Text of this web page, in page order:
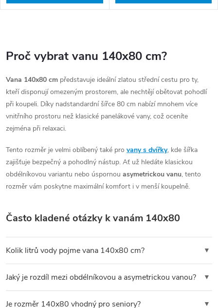
v
á
d
a
c
p
r
v
y
ý
p
i
s
Proč vybrat vanu 140x80 cm?
Vana 140x80 cm představuje ideální zlatou střední cestu pro ty,
kteří disponují omezeným prostorem, ale nechtějí obětovat pohodlí
při koupeli. Díky nadstandardní šířce 80 cm nabízí mnohem více
vnitřního prostoru než klasické panelákové vany, což oceníte
zejména při relaxaci.
Tento rozměr je velmi oblíbený také pro vany s dvířky, kde šířka
zajišťuje bezpečný a pohodlný nástup. Ať už hledáte klasickou
obdélníkovou variantu nebo úspornou asymetrickou vanu, tento
rozměr vám poskytne maximální komfort i v menší koupelně.
Často kladené otázky k vanám 140x80
Kolik litrů vody pojme vana 140x80 cm? ▼
120 až 160 litry. Konkrétní objem závisí na tvaru vany a její
hloubce. Například oblíbenáasymetrická vana Besco Cornea
pojme cca 145 litrů, zatímco modely s integrovanými dvířky
Jaký je rozdíl mezi obdélníkovou a asymetrickou vanou? ▼
Je rozměr 140x80 vhodný pro seniory? ▼